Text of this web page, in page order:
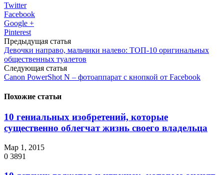
Twitter
Facebook
Google +
Pinterest
Предыдущая статья
Девочки направо, мальчики налево: ТОП-10 оригинальных
общественных туалетов
Следующая статья
Canon PowerShot N – фотоаппарат с кнопкой от Facebook
Похожие статьи
10 гениальных изобретений, которые
существенно облегчат жизнь своего владельца
Мар 1, 2015
0 3891